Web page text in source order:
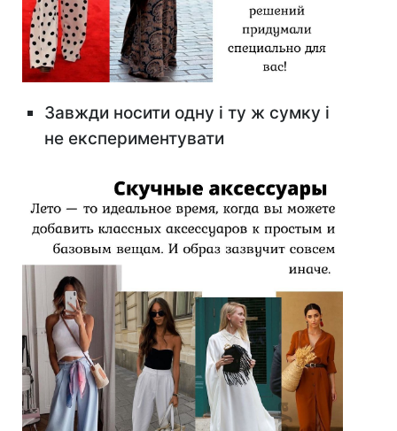
Завжди носити одну і ту ж сумку і
не експериментувати